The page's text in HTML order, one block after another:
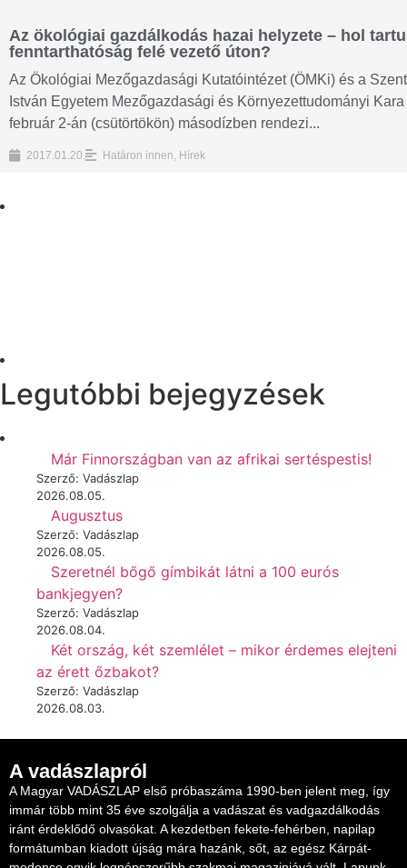
Az ökológiai gazdálkodás hazai helyzete – hol
fenntarthatóság felé vezető úton?
Az Ökológiai Mezőgazdasági Kutatóintézet (ÖMKi) és a Szent
István Egyetem Mezőgazdasági és Környezettudományi
február 2-án (csütörtökön) másodízben rendezi...
2017.01.20. Határon innen, Hírek
Legutóbbi bejegyzések
Már Finnországban van az afrikai sertéspestis!
Szerző: Vadászlap
2026.08.05.
Augusztus
Szerző: Vadászlap
2026.08.05.
Szeretnél bőgő gímbikát látni a 100 eurós
bankjegyen?
Szerző: Vadászlap
2026.08.04.
Két ország, két szemlélet – mikor érdemes elejteni
az érett őzbakot?
Szerző: Vadászlap
2026.08.03.
A vadászlapról
A Magyar VADÁSZLAP első próbaszáma 1990-ben jelent meg, így
immár több mint 35 éve szolgálja a vadászat és vadgazdálkodás
iránt érdeklődő olvasókat. A kezdetben fekete-fehérben, napilap
formátumban kiadott újság mára hazánk, sőt, az egész Kárpát-